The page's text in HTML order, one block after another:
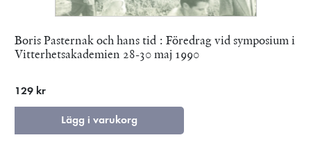
Boris Pasternak och hans tid : Föredrag vid symposium i
Vitterhetsakademien 28-30 maj 1990
129 kr
Lägg i varukorg